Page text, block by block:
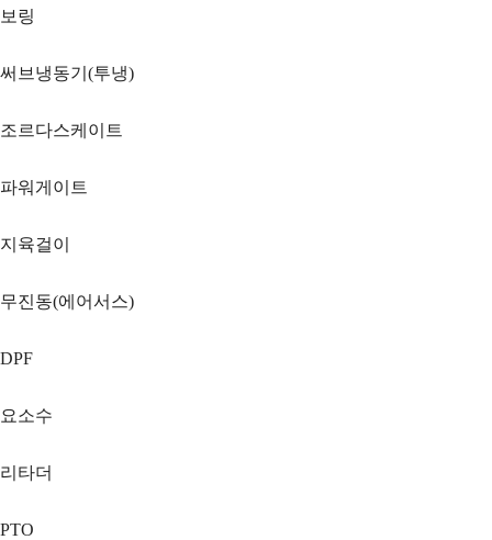
보링
써브냉동기(투냉)
조르다스케이트
파워게이트
지육걸이
무진동(에어서스)
DPF
요소수
리타더
PTO